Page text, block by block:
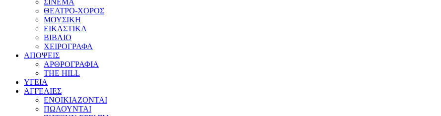
ΣΙΝΕΜΑ
ΘΕΑΤΡΟ-ΧΟΡΟΣ
ΜΟΥΣΙΚΗ
ΕΙΚΑΣΤΙΚΑ
ΒΙΒΛΙΟ
ΧΕΙΡΟΓΡΑΦΑ
ΑΠΟΨΕΙΣ
ΑΡΘΡΟΓΡΑΦΙΑ
THE HILL
ΥΓΕΙΑ
ΑΓΓΕΛΙΕΣ
ΕΝΟΙΚΙΑΖΟΝΤΑΙ
ΠΩΛΟΥΝΤΑΙ